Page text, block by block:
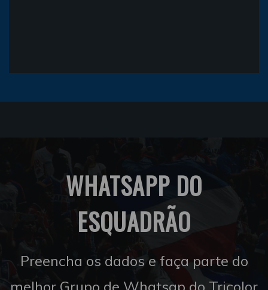
WHATSAPP DO
ESQUADRÃO
Preencha os dados e faça parte do
melhor Grupo de Whatsap do Tricolor